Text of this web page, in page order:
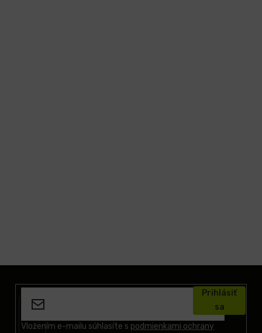
Vložením e-mailu súhlasíte s podmienkami ochrany
Prihlásiť
sa